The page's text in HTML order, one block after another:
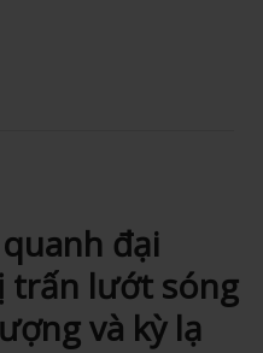
đại
trấn lướt sóng
và kỳ lạ